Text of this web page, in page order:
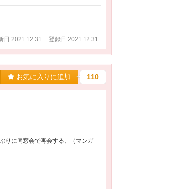
日 2021.12.31 登録日 2021.12.31
お気に入りに追加 110
りに同窓会で再会する。（マンガ